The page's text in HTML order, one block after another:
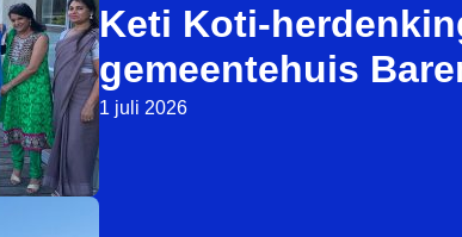
Keti Koti-
gemeentehuis
1 juli 2026